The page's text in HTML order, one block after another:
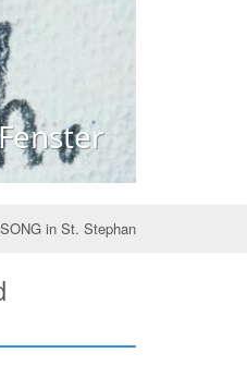
in St. Stephan